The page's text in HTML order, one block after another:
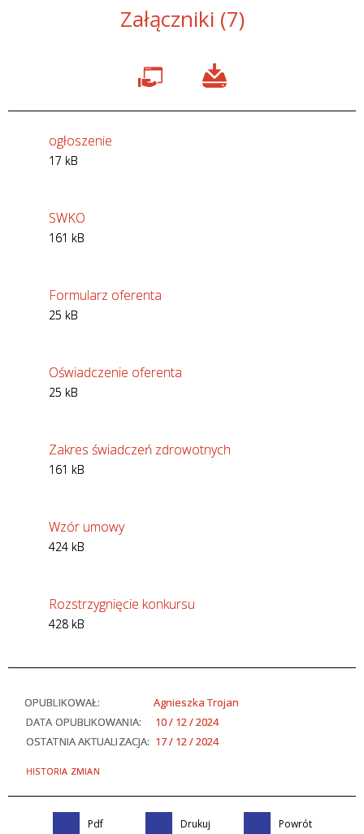
Załączniki (7)
ogłoszenie
17 kB
SWKO
161 kB
Formularz oferenta
25 kB
Oświadczenie oferenta
25 kB
Zakres świadczeń zdrowotnych
161 kB
Wzór umowy
424 kB
Rozstrzygnięcie konkursu
428 kB
OPUBLIKOWAŁ:
Agnieszka Trojan
DATA OPUBLIKOWANIA:
10 / 12 / 2024
OSTATNIA AKTUALIZACJA: 17 / 12 / 2024
HISTORIA ZMIAN
Pdf Drukuj Powrót